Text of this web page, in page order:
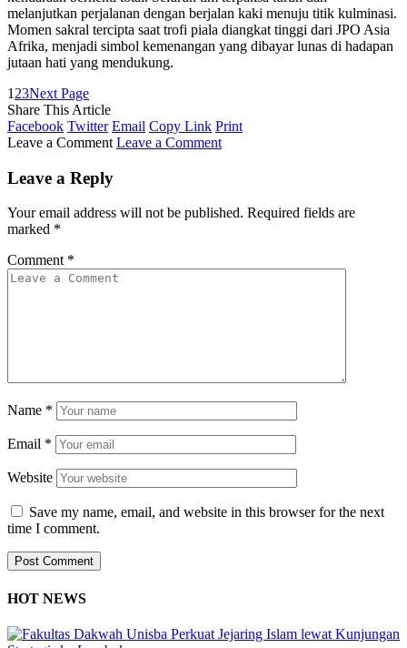
melanjutkan perjalanan dengan berjalan kaki menuju titik kulminasi.
Momen sakral tercipta saat trofi piala diangkat tinggi dari JPO Asia
Afrika, menjadi simbol kemenangan yang dibayar lunas di hadapan
jutaan hati yang mendukung.
1 23Next Page
Share This Article
Facebook Twitter Email Copy Link Print
Leave a Comment Leave a Comment
Leave a Reply
Your email address will not be published. Required fields are
marked *
Comment *
Name *
Email *
Website
Save my name, email, and website in this browser for the next
time I comment.
HOT NEWS